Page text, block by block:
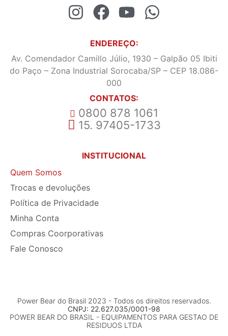
ENDEREÇO:
Av. Comendador Camillo Júlio, 1930 – Galpão 05 Ibiti
do Paço – Zona Industrial Sorocaba/SP – CEP 18.086-
000
CONTATOS:
0800 878 1061
15. 97405-1733
INSTITUCIONAL
Quem Somos
Trocas e devoluções
Política de Privacidade
Minha Conta
Compras Coorporativas
Fale Conosco
Power Bear do Brasil 2023 - Todos os direitos reservados.
CNPJ: 22.627.035/0001-98
POWER BEAR DO BRASIL - EQUIPAMENTOS PARA GESTAO DE
RESIDUOS LTDA